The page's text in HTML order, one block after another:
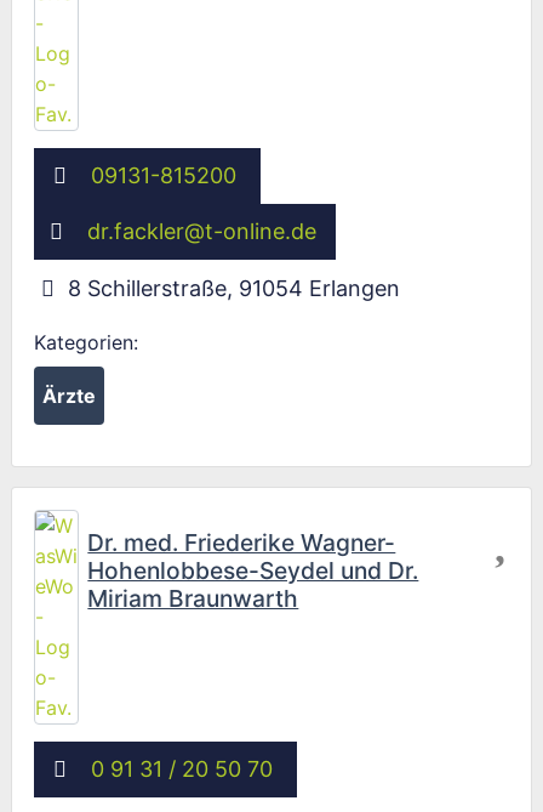
09131-815200
dr.fackler@t-online.de
8 Schillerstraße, 91054 Erlangen
Kategorien:
Ärzte
Dr. med. Friederike Wagner-
Hohenlobbese-Seydel und Dr.
Miriam Braunwarth
0 91 31 / 20 50 70